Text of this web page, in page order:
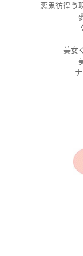
悪鬼彷徨う
美女